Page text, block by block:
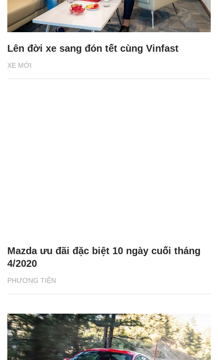
XE MỚI
Lên đời xe sang đón tết cùng Vinfast
PHƯƠNG TIỆN
Mazda ưu đãi đặc biệt 10 ngày cuối tháng
4/2020